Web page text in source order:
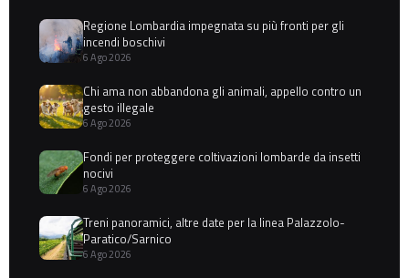
Regione Lombardia impegnata su più fronti per gli
incendi boschivi
6 Ago 2026
Chi ama non abbandona gli animali, appello contro un
gesto illegale
6 Ago 2026
Fondi per proteggere coltivazioni lombarde da insetti
nocivi
6 Ago 2026
Treni panoramici, altre date per la linea Palazzolo-
Paratico/Sarnico
6 Ago 2026